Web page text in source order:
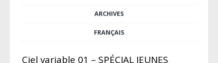
ARCHIVES
FRANÇAIS
Ciel variable 01 – SPÉCIAL JEUNES